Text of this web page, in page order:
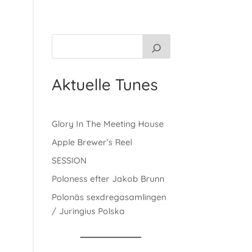
Aktuelle Tunes
Glory In The Meeting House
Apple Brewer’s Reel
SESSION
Poloness efter Jakob Brunn
Polonäs sexdregasamlingen
/ Juringius Polska